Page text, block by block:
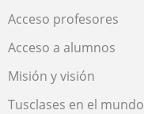
Acceso profesores
Acceso a alumnos
Misión y visión
Tusclases en el mundo